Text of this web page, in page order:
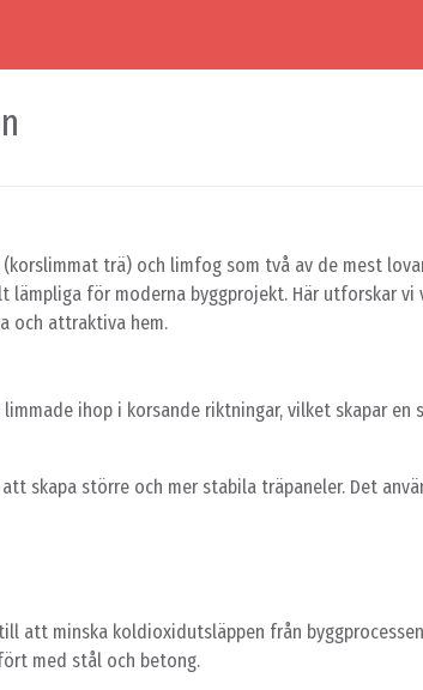
trä) och limfog som två av de mest
för moderna byggprojekt. Här utforskar vi
och attraktiva hem.
ihop i korsande riktningar, vilket skapar en
skapa större och mer stabila träpaneler. Det
att minska koldioxidutsläppen från
med stål och betong.